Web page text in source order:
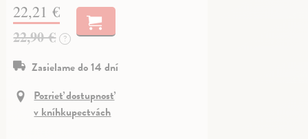
22,21 €
22,90 € ?
Zasielame do 14 dní
Pozrieť dostupnosť
v kníhkupectvách